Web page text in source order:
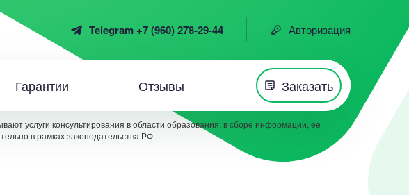
Telegram +7 (960) 278-29-44 Авторизация
Гарантии Отзывы Заказать
услуги консультирования в области образования: в сборе информации, ее
в рамках законодательства РФ.